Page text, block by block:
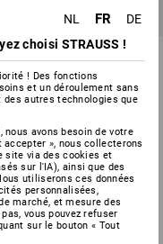
DYMO D1, 9 mm
couleur
€ 17,41
NL FR
DE
choisi STRAUSS !
! Des fonctions
et un déroulement sans
autres technologies que
nous avons besoin de votre
», nous collecterons
site via des cookies et
sur l'IA), ainsi que des
utiliserons ces données
personnalisées,
marché, et mesure des
vous pouvez refuser
sur le bouton « Tout